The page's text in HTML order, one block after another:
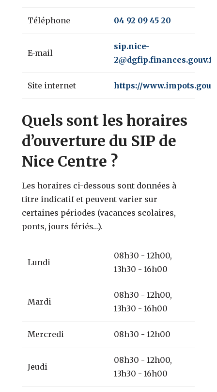
Téléphone 04 92 09 45 20
E-mail
sip.nice-
2@dgfip.finances.gouv.fr
Site internet https://
Quels sont les horaires
d’ouverture du SIP de
Nice Centre ?
Les horaires ci-dessous sont données à
titre indicatif et peuvent varier sur
certaines périodes (vacances scolaires,
ponts, jours fériés…).
Lundi
08h30 - 12h00,
13h30 - 16h00
Mardi
08h30 - 12h00,
13h30 - 16h00
Mercredi 08h30 - 12h00
Jeudi
08h30 - 12h00,
13h30 - 16h00